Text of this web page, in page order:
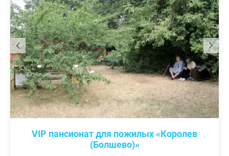
VIP пансионат для пожилых «Королев
(Болшево)»